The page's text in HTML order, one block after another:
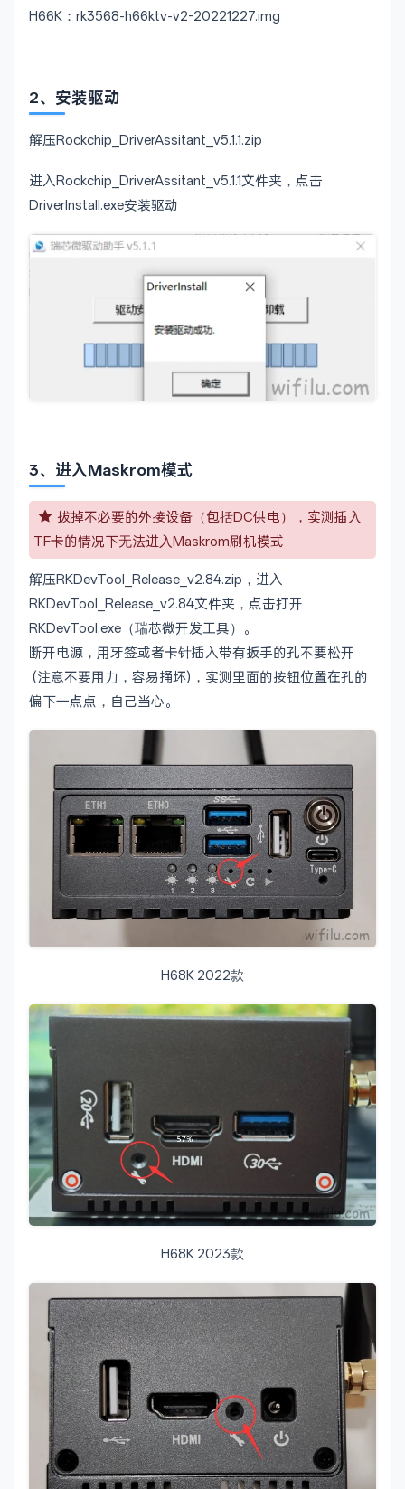
H66K：rk3568-h66ktv-v2-20221227.img
2、安装驱动
解压Rockchip_DriverAssitant_v5.1.1.zip
进入Rockchip_DriverAssitant_v5.1.1文件夹，点击
DriverInstall.exe安装驱动
3、进入Maskrom模式
拔掉不必要的外接设备（包括DC供电），实测插⼊
TF卡的情况下⽆法进⼊Maskrom刷机模式
解压RKDevTool_Release_v2.84.zip，进入
RKDevTool_Release_v2.84文件夹，点击打开
RKDevTool.exe（瑞芯微开发工具）。
断开电源，用牙签或者卡针插入带有扳手的孔不要松开
(注意不要用力，容易捅坏)，实测里面的按钮位置在孔的
偏下一点点，自己当心。
H68K 2022款
H68K 2023款